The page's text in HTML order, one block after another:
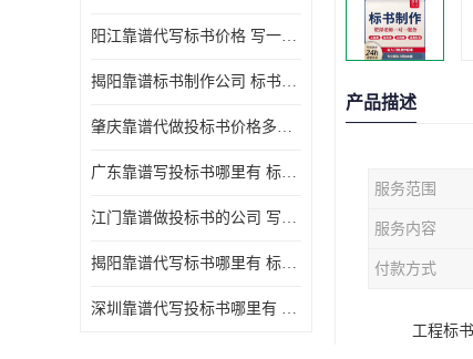
阳江靠谱代写标书价格 写一份标书多少钱
揭阳靠谱标书制作公司 标书好写吗
肇庆靠谱代做投标书价格多少 写一份标书多少钱
广东靠谱写投标书哪里有 标书好写吗
江门靠谱做投标书的公司 写一份标书多少钱
揭阳靠谱代写标书哪里有 标书怎么做
深圳靠谱代写投标书哪里有 标书好写吗
产品描述
服务范围
服务内容
付款方式
工程标